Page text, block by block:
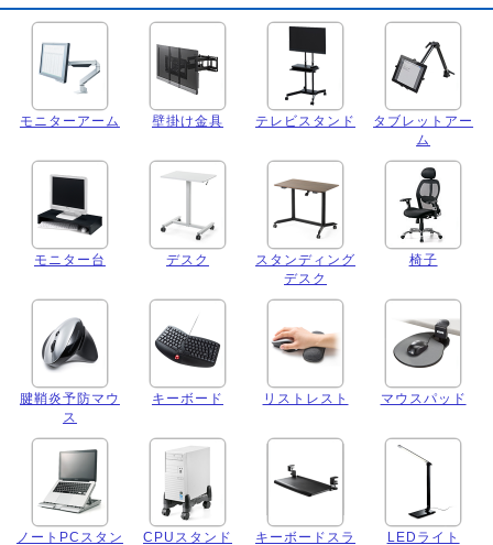
モニターアーム 壁掛け金具 テレビスタンド
タブレットアー
ム
モニター台 デスク
スタンディング
デスク
椅子
腱鞘炎予防マウ
ス
キーボード リストレスト マウスパッド
ノートPCスタン
CPUスタンド
キーボードスラ
LEDライト